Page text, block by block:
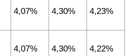
4,07% 4,30% 4,23%
4,07% 4,30% 4,22%